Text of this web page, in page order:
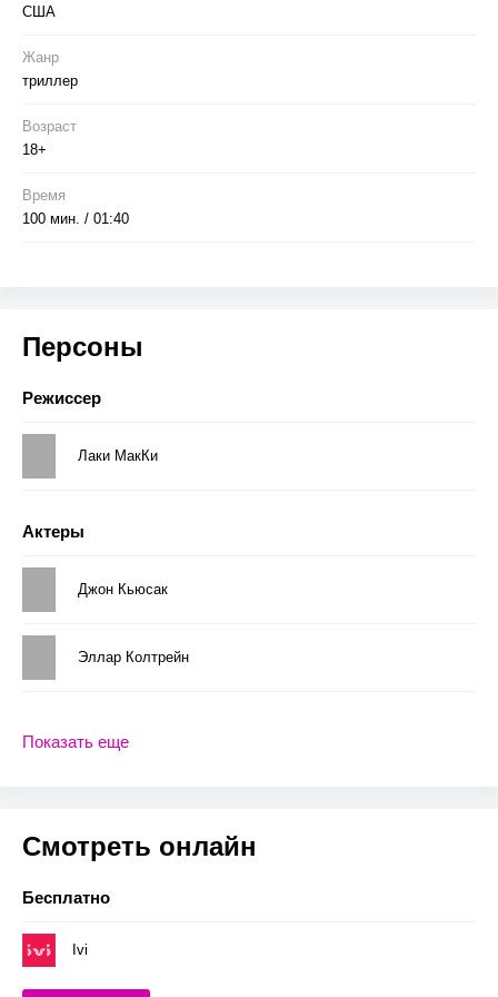
США
Жанр
триллер
Возраст
18+
Время
100 мин. / 01:40
Персоны
Режиссер
Лаки МакКи
Актеры
Джон Кьюсак
Эллар Колтрейн
Показать еще
Смотреть онлайн
Бесплатно
Ivi